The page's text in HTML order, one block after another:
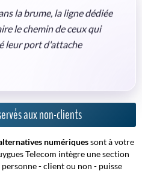
la brume, la ligne dédiée
le chemin de ceux qui
leur port d'attache
aux non-clients
numériquessont à votre
Telecom intègre une section
- client ou non - puisse